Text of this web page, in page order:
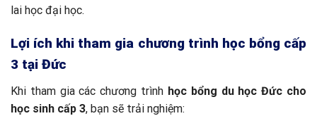
lai học đại học.
Lợi ích khi tham gia chương trình học bổng cấp
3 tại Đức
Khi tham gia các chương trình học bổng du học Đức cho
học sinh cấp 3, bạn sẽ trải nghiệm: